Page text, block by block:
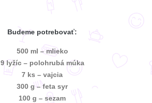
Budeme potrebovať:
500 ml – mlieko
9 lyžíc – polohrubá múka
7 ks – vajcia
300 g – feta syr
100 g – sezam